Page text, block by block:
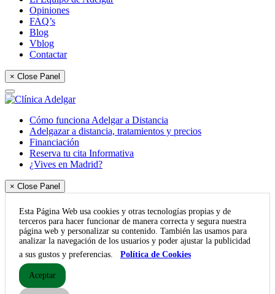
Opiniones
FAQ’s
Blog
Vblog
Contactar
× Close Panel
Cómo funciona Adelgar a Distancia
Adelgazar a distancia, tratamientos y precios
Financiación
Reserva tu cita Informativa
¿Vives en Madrid?
× Close Panel
Esta Página Web usa cookies y otras tecnologías propias y de
terceros para hacer funcionar de manera correcta y segura nuestra
página web y personalizar su contenido. También las usamos para
analizar la navegación de los usuarios y poder ajustar la publicidad
a sus gustos y preferencias.
Política de Cookies
Aceptar